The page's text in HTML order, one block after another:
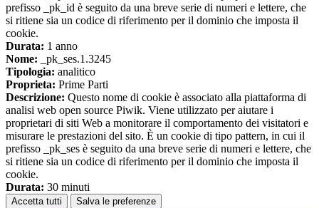
prefisso _pk_id è seguito da una breve serie di numeri e lettere, che
si ritiene sia un codice di riferimento per il dominio che imposta il
cookie.
Durata: 1 anno
Nome: _pk_ses.1.3245
Tipologia: analitico
Proprieta: Prime Parti
Descrizione: Questo nome di cookie è associato alla piattaforma di
analisi web open source Piwik. Viene utilizzato per aiutare i
proprietari di siti Web a monitorare il comportamento dei visitatori e
misurare le prestazioni del sito. È un cookie di tipo pattern, in cui il
prefisso _pk_ses è seguito da una breve serie di numeri e lettere, che
si ritiene sia un codice di riferimento per il dominio che imposta il
cookie.
Durata: 30 minuti
Accetta tutti Salva le preferenze